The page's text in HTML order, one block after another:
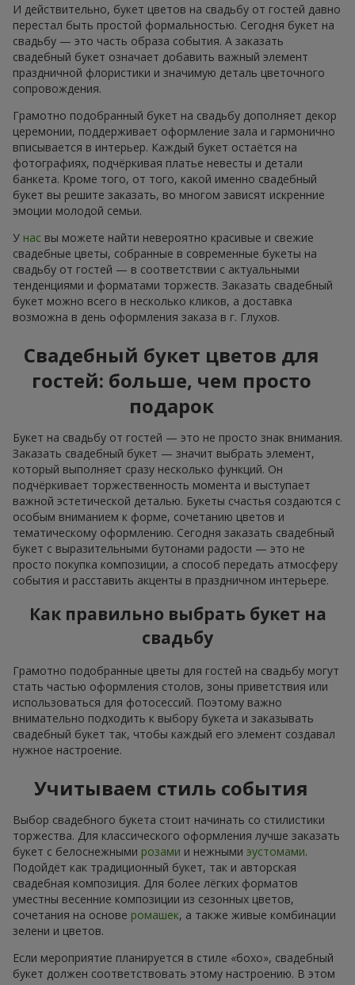
И действительно, букет цветов на свадьбу от гостей давно
перестал быть простой формальностью. Сегодня букет на
свадьбу — это часть образа события. А заказать
свадебный букет означает добавить важный элемент
праздничной флористики и значимую деталь цветочного
сопровождения.
Грамотно подобранный букет на свадьбу дополняет декор
церемонии, поддерживает оформление зала и гармонично
вписывается в интерьер. Каждый букет остаётся на
фотографиях, подчёркивая платье невесты и детали
банкета. Кроме того, от того, какой именно свадебный
букет вы решите заказать, во многом зависят искренние
эмоции молодой семьи.
У нас вы можете найти невероятно красивые и свежие
свадебные цветы, собранные в современные букеты на
свадьбу от гостей — в соответствии с актуальными
тенденциями и форматами торжеств. Заказать свадебный
букет можно всего в несколько кликов, а доставка
возможна в день оформления заказа в г. Глухов.
Свадебный букет цветов для
гостей: больше, чем просто
подарок
Букет на свадьбу от гостей — это не просто знак внимания.
Заказать свадебный букет — значит выбрать элемент,
который выполняет сразу несколько функций. Он
подчёркивает торжественность момента и выступает
важной эстетической деталью. Букеты счастья создаются с
особым вниманием к форме, сочетанию цветов и
тематическому оформлению. Сегодня заказать свадебный
букет с выразительными бутонами радости — это не
просто покупка композиции, а способ передать атмосферу
события и расставить акценты в праздничном интерьере.
Как правильно выбрать букет на
свадьбу
Грамотно подобранные цветы для гостей на свадьбу могут
стать частью оформления столов, зоны приветствия или
использоваться для фотосессий. Поэтому важно
внимательно подходить к выбору букета и заказывать
свадебный букет так, чтобы каждый его элемент создавал
нужное настроение.
Учитываем стиль события
Выбор свадебного букета стоит начинать со стилистики
торжества. Для классического оформления лучше заказать
букет с белоснежными розами и нежными эустомами.
Подойдёт как традиционный букет, так и авторская
свадебная композиция. Для более лёгких форматов
уместны весенние композиции из сезонных цветов,
сочетания на основе ромашек, а также живые комбинации
зелени и цветов.
Если мероприятие планируется в стиле «бохо», свадебный
букет должен соответствовать этому настроению. В этом